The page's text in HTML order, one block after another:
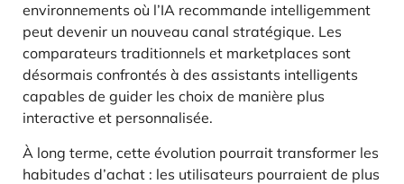
environnements où l’IA recommande intelligemment
peut devenir un nouveau canal stratégique. Les
comparateurs traditionnels et marketplaces sont
désormais confrontés à des assistants intelligents
capables de guider les choix de manière plus
interactive et personnalisée.
À long terme, cette évolution pourrait transformer les
habitudes d’achat : les utilisateurs pourraient de plus